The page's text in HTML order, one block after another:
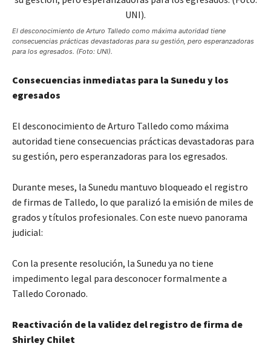
El desconocimiento de Arturo Talledo como máxima autoridad tiene
consecuencias prácticas devastadoras para su gestión, pero esperanzadoras
para los egresados. (Foto: UNI).
Consecuencias inmediatas para la Sunedu y los
egresados
El desconocimiento de Arturo Talledo como máxima
autoridad tiene consecuencias prácticas devastadoras para
su gestión, pero esperanzadoras para los egresados.
Durante meses, la Sunedu mantuvo bloqueado el registro
de firmas de Talledo, lo que paralizó la emisión de miles de
grados y títulos profesionales. Con este nuevo panorama
judicial:
Con la presente resolución, la Sunedu ya no tiene
impedimento legal para desconocer formalmente a
Talledo Coronado.
Reactivación de la validez del registro de firma de
Shirley Chilet